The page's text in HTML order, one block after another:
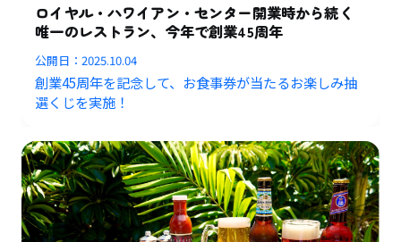
ロイヤル・ハワイアン・センター開業時から続く
唯一のレストラン、今年で創業45周年
公開日：2025.10.04
創業45周年を記念して、お食事券が当たるお楽しみ抽
選くじを実施！